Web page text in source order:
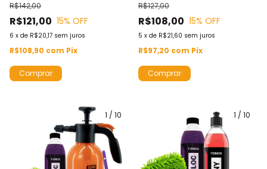
Aplicador Espuma e Luva De
Microfibra
R$121,00
R$142,00
15% OFF
6 x de R$20,17 sem juros
R$108,90 com Pix
Instantâneo + Aplicador
Pretinho Zacs
R$108,00
R$127,00
15% OFF
5 x de R$21,60 sem juros
R$97,20 com Pix
1 / 10 1 / 10